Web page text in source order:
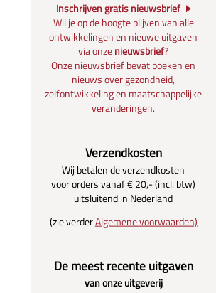
Inschrijven gratis nieuwsbrief
Wil je op de hoogte blijven van alle
ontwikkelingen en nieuwe uitgaven
via onzenieuwsbrief?
Onze nieuwsbrief bevat boeken en
nieuws over gezondheid,
zelfontwikkeling en maatschappelijke
veranderingen.
Verzendkosten
Wij betalen de verzendkosten
voor orders vanaf € 20,- (incl. btw)
uitsluitend in Nederland
(zie verderAlgemene voorwaarden)
De meest recente uitgaven
van onze uitgeverij